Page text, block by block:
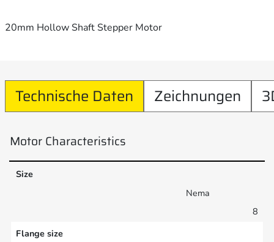
20mm Hollow Shaft Stepper Motor
Technische Daten Zeichnungen
Motor Characteristics
Size
Nema
8
Flange size